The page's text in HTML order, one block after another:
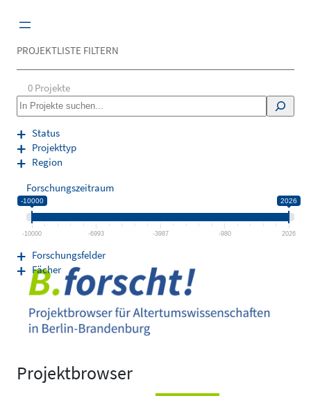
Inhalt
Projektbrowser
PROJEKTLISTE FILTERN
0 Projekte
S
e
a
r
c
Status
Projekttyp
Region
Forschungszeitraum
-10000 2026
-10000 -6993 -3987 -980 2026
Forschungsfelder
Fächer